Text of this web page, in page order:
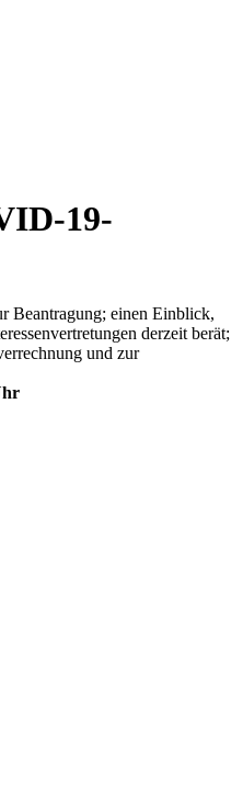
19-
Beantragung; einen Einblick,
derzeit berät;
und zur